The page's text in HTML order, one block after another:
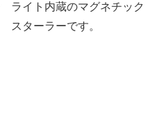
ライト内蔵のマグネチック
スターラーです。